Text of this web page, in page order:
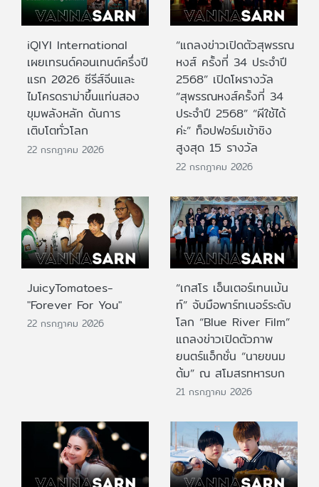
iQIYI International
เผยเทรนด์คอนเทนต์ครึ่งปี
แรก 2026 ซีรีส์จีนและ
ไมโครดราม่าขึ้นแท่นสอง
ขุมพลังหลัก ดันการ
เติบโตทั่วโลก
22 กรกฎาคม 2026
“แถลงข่าวเปิดตัวสุพรรณ
หงส์ ครั้งที่ 34 ประจำปี
2568” เปิดโผรางวัล
“สุพรรณหงส์ครั้งที่ 34
ประจำปี 2568” “ผีใช้ได้
ค่ะ” ท็อปฟอร์มเข้าชิง
สูงสุด 15 รางวัล
22 กรกฎาคม 2026
JuicyTomatoes-
"Forever For You"
22 กรกฎาคม 2026
“เกสโร เอ็นเตอร์เทนเม้น
ท์” จับมือพาร์ทเนอร์ระดับ
โลก “Blue River Film”
แถลงข่าวเปิดตัวภาพ
ยนตร์แอ็กชั่น “นายขนม
ต้ม” ณ สโมสรทหารบก
21 กรกฎาคม 2026